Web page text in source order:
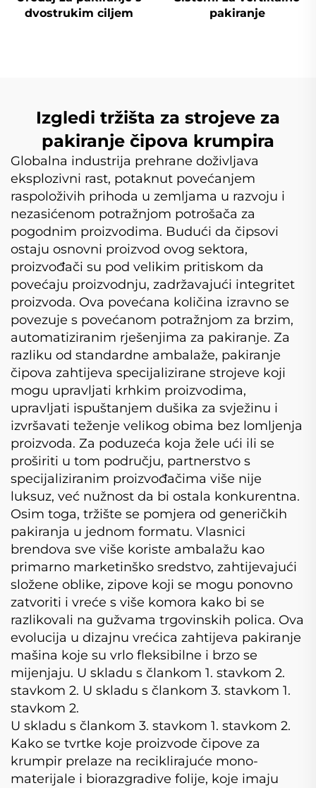
dvostrukim ciljem
pakiranje
Izgledi tržišta za strojeve za
pakiranje čipova krumpira
Globalna industrija prehrane doživljava
eksplozivni rast, potaknut povećanjem
raspoloživih prihoda u zemljama u razvoju i
nezasićenom potražnjom potrošača za
pogodnim proizvodima. Budući da čipsovi
ostaju osnovni proizvod ovog sektora,
proizvođači su pod velikim pritiskom da
povećaju proizvodnju, zadržavajući integritet
proizvoda. Ova povećana količina izravno se
povezuje s povećanom potražnjom za brzim,
automatiziranim rješenjima za pakiranje. Za
razliku od standardne ambalaže, pakiranje
čipova zahtijeva specijalizirane strojeve koji
mogu upravljati krhkim proizvodima,
upravljati ispuštanjem dušika za svježinu i
izvršavati teženje velikog obima bez lomljenja
proizvoda. Za poduzeća koja žele ući ili se
proširiti u tom području, partnerstvo s
specijaliziranim proizvođačima više nije
luksuz, već nužnost da bi ostala konkurentna.
Osim toga, tržište se pomjera od generičkih
pakiranja u jednom formatu. Vlasnici
brendova sve više koriste ambalažu kao
primarno marketinško sredstvo, zahtijevajući
složene oblike, zipove koji se mogu ponovno
zatvoriti i vreće s više komora kako bi se
razlikovali na gužvama trgovinskih polica. Ova
evolucija u dizajnu vrećica zahtijeva pakiranje
mašina koje su vrlo fleksibilne i brzo se
mijenjaju. U skladu s člankom 1. stavkom 2.
stavkom 2. U skladu s člankom 3. stavkom 1.
stavkom 2.
U skladu s člankom 3. stavkom 1. stavkom 2.
Kako se tvrtke koje proizvode čipove za
krumpir prelaze na reciklirajuće mono-
materijale i biorazgradive folije, koje imaju